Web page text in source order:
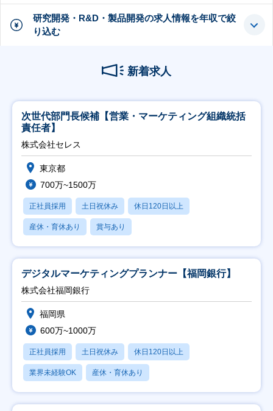
研究開発・R&D・製品開発の求人情報を年収で絞
り込む
新着求人
次世代部門長候補【営業・マーケティング組織統括
責任者】
株式会社セレス
東京都
700万~1500万
正社員採用 土日祝休み 休日120日以上
産休・育休あり 賞与あり
デジタルマーケティングプランナー【福岡銀行】
株式会社福岡銀行
福岡県
600万~1000万
正社員採用 土日祝休み 休日120日以上
業界未経験OK 産休・育休あり